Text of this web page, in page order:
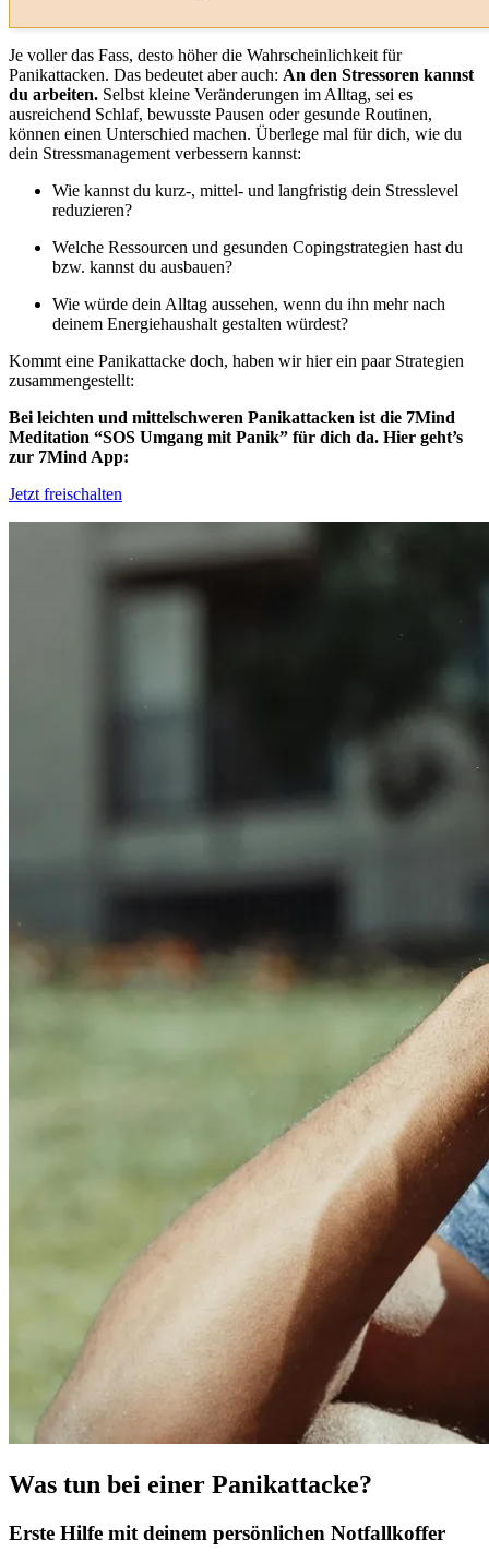
Je voller das Fass, desto höher die Wahrscheinlichkeit für
Panikattacken. Das bedeutet aber auch: An den Stressoren kannst
du arbeiten. Selbst kleine Veränderungen im Alltag, sei es
ausreichend Schlaf, bewusste Pausen oder gesunde Routinen,
können einen Unterschied machen. Überlege mal für dich, wie du
dein Stressmanagement verbessern kannst:
Wie kannst du kurz-, mittel- und langfristig dein Stresslevel
reduzieren?
Welche Ressourcen und gesunden Copingstrategien hast du
bzw. kannst du ausbauen?
Wie würde dein Alltag aussehen, wenn du ihn mehr nach
deinem Energiehaushalt gestalten würdest?
Kommt eine Panikattacke doch, haben wir hier ein paar Strategien
zusammengestellt:
Bei leichten und mittelschweren Panikattacken ist die 7Mind
Meditation “SOS Umgang mit Panik” für dich da. Hier geht’s
zur 7Mind App:
Jetzt freischalten
Was tun bei einer Panikattacke?
Erste Hilfe mit deinem persönlichen Notfallkoffer